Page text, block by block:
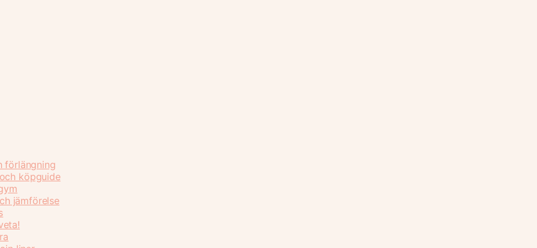
förlängning
köpguide
jämförelse